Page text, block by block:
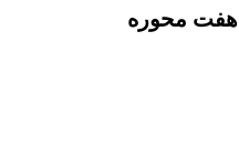
هفت محوره